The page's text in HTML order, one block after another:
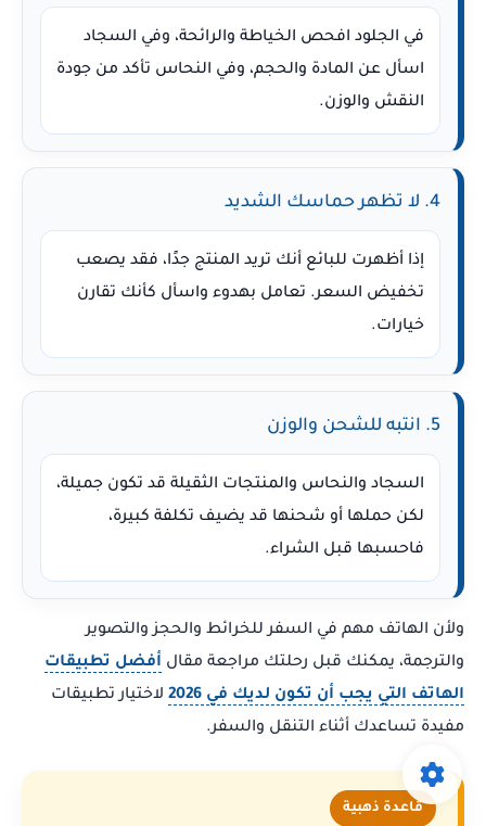
في الجلود افحص الخياطة والرائحة، وفي السجاد
اسأل عن المادة والحجم، وفي النحاس تأكد من جودة
النقش والوزن.
4. لا تظهر حماسك الشديد
إذا أظهرت للبائع أنك تريد المنتج جدًا، فقد يصعب
تخفيض السعر. تعامل بهدوء واسأل كأنك تقارن
خيارات.
5. انتبه للشحن والوزن
السجاد والنحاس والمنتجات الثقيلة قد تكون جميلة،
لكن حملها أو شحنها قد يضيف تكلفة كبيرة،
فاحسبها قبل الشراء.
ولأن الهاتف مهم في السفر للخرائط والحجز والتصوير
والترجمة، يمكنك قبل رحلتك مراجعة مقال أفضل تطبيقات
الهاتف التي يجب أن تكون لديك في 2026
لاختيار تطبيقات
مفيدة تساعدك أثناء التنقل والسفر.
قاعدة ذهبية